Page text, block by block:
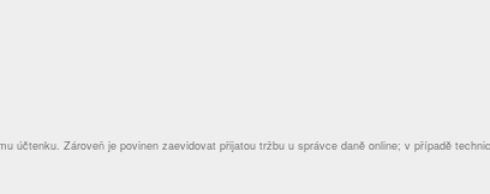
účtenku. Zároveň je povinen zaevidovat přijatou tržbu u správce daně online; v případě